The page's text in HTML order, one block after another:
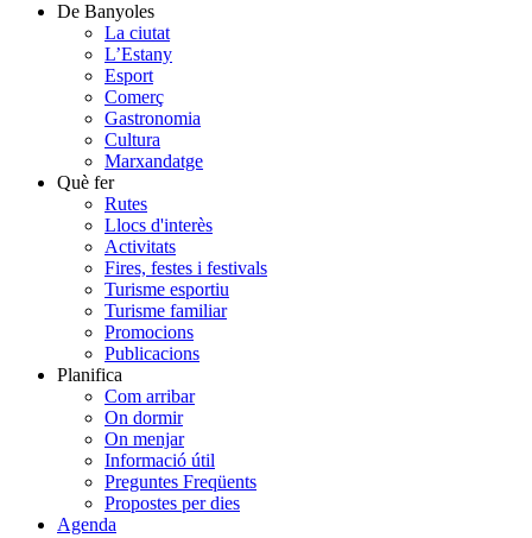
De Banyoles
La ciutat
L’Estany
Esport
Comerç
Gastronomia
Cultura
Marxandatge
Què fer
Rutes
Llocs d'interès
Activitats
Fires, festes i festivals
Turisme esportiu
Turisme familiar
Promocions
Publicacions
Planifica
Com arribar
On dormir
On menjar
Informació útil
Preguntes Freqüents
Propostes per dies
Agenda